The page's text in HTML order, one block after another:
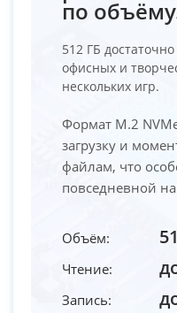
по
512 ГБ
офисных и
нескольких игр.
Формат M.2
загрузку и
файлам, что
повседневной
Объём:
Чтение:
Запись: